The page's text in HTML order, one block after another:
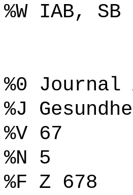
%W IAB,
%0
%J
%V 67
%N 5
%F Z 678